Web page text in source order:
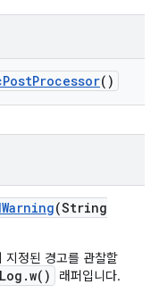
PostProcessor()
Warning(String
지정된 경고를 관찰할
래퍼입니다.